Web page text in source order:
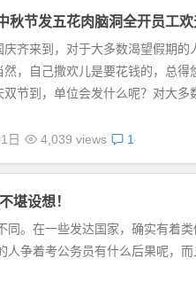
秋节发五花肉脑洞全开员工欢
庆齐来到，对于大多数渴望假期
然，自己撒欢儿是要花钱的，总
双节到，单位会发什么呢？对大多
日 4,039 views 1
堪设想！
同。在一些发达国家，确实有着
争着考公务员有什么后果呢，而